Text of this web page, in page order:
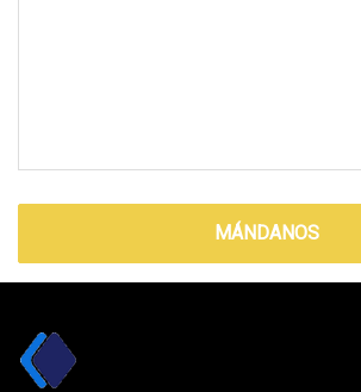
MÁNDANOS